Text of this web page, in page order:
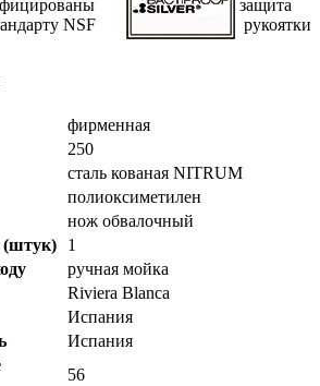
NSF
защита
рукоятки
фирменная
250
сталь кованая NITRUM
полиоксиметилен
нож обвалочный
(штук)
1
ручная мойка
Riviera Blanca
Испания
Испания
56